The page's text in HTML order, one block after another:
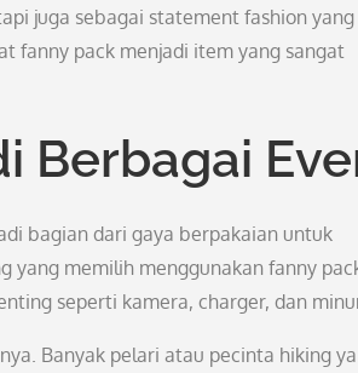
juga sebagai statement fashion yang
fanny pack menjadi item yang sangat
Berbagai
bagian dari gaya berpakaian untuk
yang memilih menggunakan fanny
seperti kamera, charger, dan
Banyak pelari atau pecinta hiking